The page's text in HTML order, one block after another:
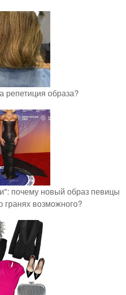
репетиция образа?
почему новый образ певицы
гранях возможного?